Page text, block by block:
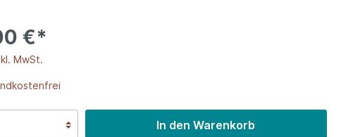
€*
MwSt.
In den Warenkorb